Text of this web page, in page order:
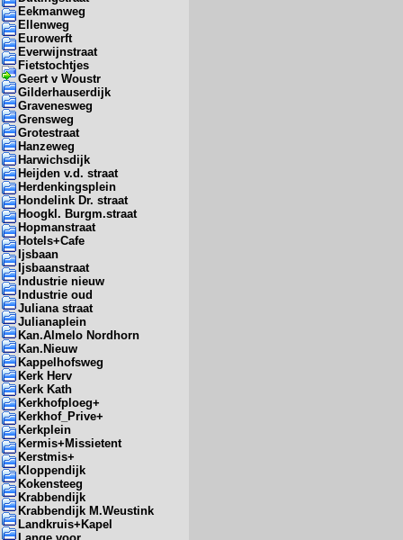
Eekmanweg
Ellenweg
Eurowerft
Everwijnstraat
Fietstochtjes
Geert v Woustr
Gilderhauserdijk
Gravenesweg
Grensweg
Grotestraat
Hanzeweg
Harwichsdijk
Heijden v.d. straat
Herdenkingsplein
Hondelink Dr. straat
Hoogkl. Burgm.straat
Hopmanstraat
Hotels+Cafe
Ijsbaan
Ijsbaanstraat
Industrie nieuw
Industrie oud
Juliana straat
Julianaplein
Kan.Almelo Nordhorn
Kan.Nieuw
Kappelhofsweg
Kerk Herv
Kerk Kath
Kerkhofploeg+
Kerkhof_Prive+
Kerkplein
Kermis+Missietent
Kerstmis+
Kloppendijk
Kokensteeg
Krabbendijk
Krabbendijk M.Weustink
Landkruis+Kapel